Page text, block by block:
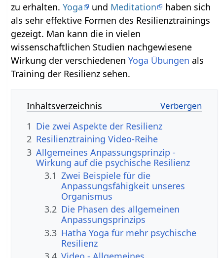
zu erhalten.Yoga und Meditation
haben sich
als sehr effektive Formen des Resilienztrainings
gezeigt. Man kann die in vielen
wissenschaftlichen Studien nachgewiesene
Wirkung der verschiedenenYoga Übungen als
Training der Resilienz sehen.
Inhaltsverzeichnis
1 Die zwei Aspekte der Resilienz
2 Resilienztraining Video-Reihe
3 Allgemeines Anpassungsprinzip -
Wirkung auf die psychische Resilienz
3.1 Zwei Beispiele für die
Anpassungsfähigkeit unseres
Organismus
3.2 Die Phasen des allgemeinen
Anpassungsprinzips
3.3 Hatha Yoga für mehr psychische
Resilienz